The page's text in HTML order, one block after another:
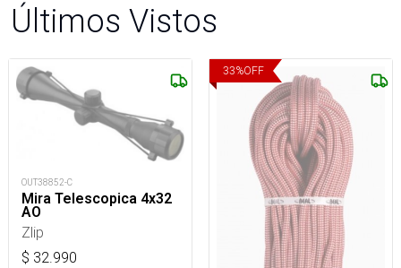
Últimos Vistos
OUT38852-C
Mira Telescopica 4x32
AO
Zlip
$ 32.990
33%OFF